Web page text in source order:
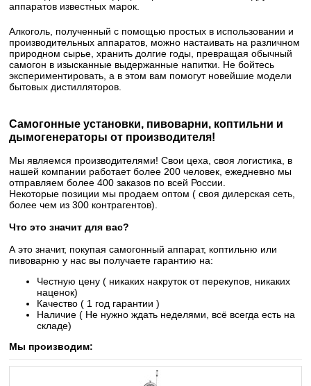
аппаратов известных марок.
Алкоголь, полученный с помощью простых в использовании и
производительных аппаратов, можно настаивать на различном
природном сырье, хранить долгие годы, превращая обычный
самогон в изысканные выдержанные напитки. Не бойтесь
экспериментировать, а в этом вам помогут новейшие модели
бытовых дистилляторов.
Самогонные установки, пивоварни, коптильни и
дымогенераторы от производителя!
Мы являемся производителями! Свои цеха, своя логистика, в
нашей компании работает более 200 человек, ежедневно мы
отправляем более 400 заказов по всей России.
Некоторые позиции мы продаем оптом ( своя дилерская сеть,
более чем из 300 контрагентов).
Что это значит для вас?
А это значит, покупая самогонный аппарат, коптильню или
пивоварню у нас вы получаете гарантию на:
Честную цену ( никаких накруток от перекупов, никаких
наценок)
Качество ( 1 год гарантии )
Наличие ( Не нужно ждать неделями, всё всегда есть на
складе)
Мы производим: